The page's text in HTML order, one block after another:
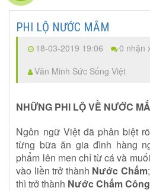
PHI LỘ NƯỚC MẮM
18-03-2019 19:06 0 nhận
Văn Minh Sức Sống Việt
NHỮNG PHI LỘ VỀ NƯỚC
Ngôn ngữ Việt đã phân biệt
từng bữa ăn gia đình hàng
phẩm lên men chỉ từ cá và
vào liền trở thành Nước Chấm
thì trở thành Nước Chấm